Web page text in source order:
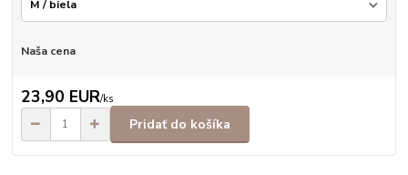
Naša cena
23,90 EUR/ks
Pridať do košíka